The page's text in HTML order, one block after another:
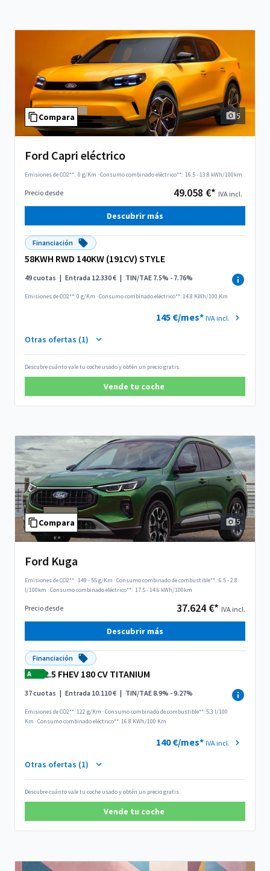
Compara 5
Ford Capri eléctrico
Emisiones de CO2**: 0 g/Km ·Consumo combinado eléctrico**: 16.5 - 13.8 kWh/100km
Precio desde 49.058 €* IVA incl.
Descubrir más
Financiación
58KWH RWD 140KW (191CV) STYLE
49 cuotas | Entrada 12.330 € | TIN/TAE 7.5% - 7.76%
Emisiones de CO2**: 0 g/Km ·Consumo combinado eléctrico**: 14.8 KWh/100 Km
145 €/mes* IVA incl.
Otras ofertas (1)
Descubre cuánto vale tu coche usado y obtén un precio gratis.
Vende tu coche
Compara 5
Ford Kuga
Emisiones de CO2**: 149 - 55 g/Km ·Consumo combinado de combustible**: 6.5 - 2.8
l/100km ·Consumo combinado eléctrico**: 17.5 - 14.6 kWh/100km
Precio desde 37.624 €* IVA incl.
Descubrir más
Financiación
A
2.5 FHEV 180 CV TITANIUM
37 cuotas | Entrada 10.110 € | TIN/TAE 8.9% - 9.27%
Emisiones de CO2**: 122 g/Km ·Consumo combinado de combustible**: 5.3 l/100
Km ·Consumo combinado eléctrico**: 16.8 KWh/100 Km
140 €/mes* IVA incl.
Otras ofertas (1)
Descubre cuánto vale tu coche usado y obtén un precio gratis.
Vende tu coche